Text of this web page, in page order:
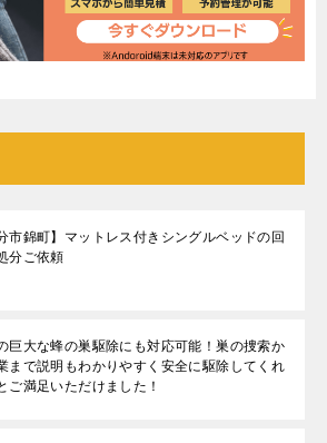
市錦町】マットレス付きシングルベッドの回
分ご依頼
巨大な蜂の巣駆除にも対応可能！巣の捜索か
まで説明もわかりやすく安全に駆除してくれ
ご満足いただけました！